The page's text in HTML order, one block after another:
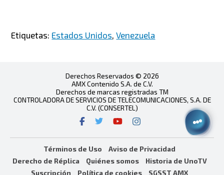
Etiquetas: Estados Unidos ,Venezuela
Derechos Reservados © 2026
AMX Contenido S.A. de C.V.
Derechos de marcas registradas TM
CONTROLADORA DE SERVICIOS DE TELECOMUNICACIONES, S.A. DE
C.V. (CONSERTEL)
Términos de Uso
Aviso de Privacidad
Derecho de Réplica
Quiénes somos
Historia de UnoTV
Suscripción
Política de cookies SGSST AMX